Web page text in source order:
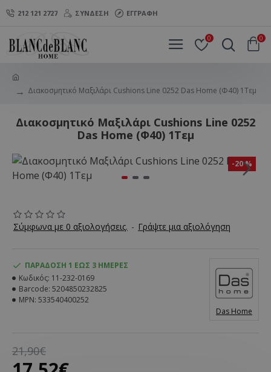
212 121 2727 ΣΎΝΔΕΣΗ ΕΓΓΡΑΦΉ
0 0
Διακοσμητικό Μαξιλάρι Cushions Line 0252 Das Home (Φ40) 1Τεμ
Διακοσμητικό Μαξιλάρι Cushions Line 0252
Das Home (Φ40) 1Τεμ
-20 %
Σύμφωνα με 0 αξιολογήσεις. - Γράψτε μια αξιολόγηση
21,90€
ΠΑΡΆΔΟΣΗ 1 ΈΩΣ 3 ΗΜΈΡΕΣ
Κωδικός: 11-232-0169
Barcode: 5204850232825
MPN: 533540400252
Das Home